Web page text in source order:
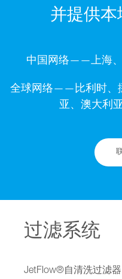
并提供本
中国网络——上海、
全球网络——比利时、
亚、澳大利
过滤系统
JetFlow®自清洗过滤器